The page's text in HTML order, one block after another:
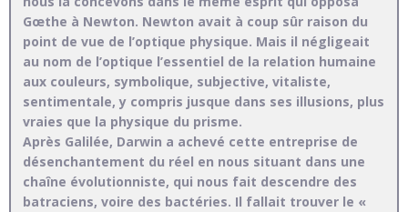
Gœthe à Newton. Newton avait à coup sûr raison du
point de vue de l’optique physique. Mais il négligeait
au nom de l’optique l’essentiel de la relation humaine
aux couleurs, symbolique, subjective, vitaliste,
sentimentale, y compris jusque dans ses illusions, plus
vraies que la physique du prisme.
Après Galilée, Darwin a achevé cette entreprise de
désenchantement du réel en nous situant dans une
chaîne évolutionniste, qui nous fait descendre des
batraciens, voire des bactéries. Il fallait trouver le «